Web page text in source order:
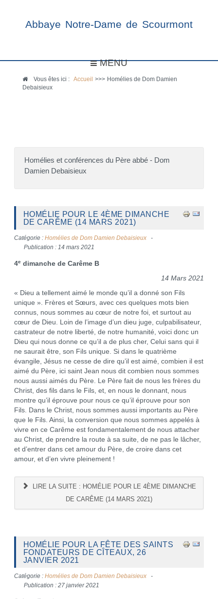
Abbaye Notre-Dame de Scourmont
MENU
Vous êtes ici :Accueil >>> Homélies de Dom Damien
Debaisieux
Homélies et conférences du Père abbé - Dom
Damien Debaisieux
HOMÉLIE POUR LE 4ÈME DIMANCHE
DE CARÊME (14 MARS 2021)
Catégorie : Homélies de Dom Damien Debaisieux
Publication : 14 mars 2021
4edimanche de Carême B
14 Mars 2021
« Dieu a tellement aimé le monde qu’il a donné son Fils
unique ». Frères et Sœurs, avec ces quelques mots bien
connus, nous sommes au cœur de notre foi, et surtout au
cœur de Dieu. Loin de l’image d’un dieu juge, culpabilisateur,
castrateur de notre liberté, de notre humanité, voici donc un
Dieu qui nous donne ce qu’il a de plus cher, Celui sans qui il
ne saurait être, son Fils unique. Si dans le quatrième
évangile, Jésus ne cesse de dire qu’il est aimé, combien il est
aimé du Père, ici saint Jean nous dit combien nous sommes
nous aussi aimés du Père. Le Père fait de nous les frères du
Christ, des fils dans le Fils, et, en nous le donnant, nous
montre qu’il éprouve pour nous ce qu’il éprouve pour son
Fils. Dans le Christ, nous sommes aussi importants au Père
que le Fils. Ainsi, la conversion que nous sommes appelés à
vivre en ce Carême est fondamentalement de nous attacher
au Christ, de prendre la route à sa suite, de ne pas le lâcher,
et d’entrer dans cet amour du Père, de croire dans cet
amour, et d’en vivre pleinement !
LIRE LA SUITE : HOMÉLIE POUR LE 4ÈME DIMANCHE
DE CARÊME (14 MARS 2021)
HOMÉLIE POUR LA FÊTE DES SAINTS
FONDATEURS DE CÎTEAUX, 26
JANVIER 2021
Catégorie : Homélies de Dom Damien Debaisieux
Publication : 27 janvier 2021